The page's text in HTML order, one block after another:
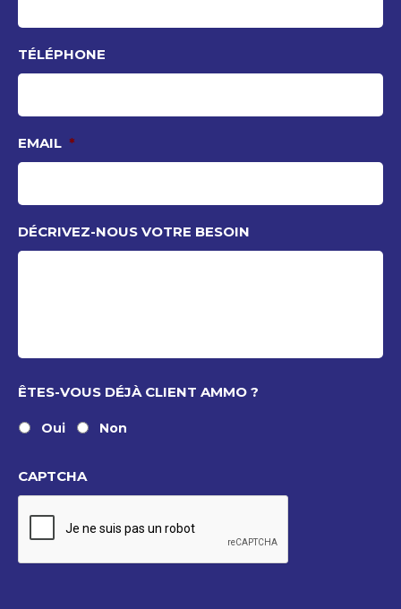
TÉLÉPHONE
EMAIL *
DÉCRIVEZ-NOUS VOTRE BESOIN
ÊTES-VOUS DÉJÀ CLIENT AMMO ?
Oui Non
CAPTCHA